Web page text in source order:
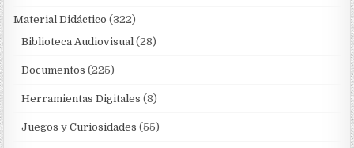
Material Didáctico (322)
Biblioteca Audiovisual (28)
Documentos (225)
Herramientas Digitales (8)
Juegos y Curiosidades (55)